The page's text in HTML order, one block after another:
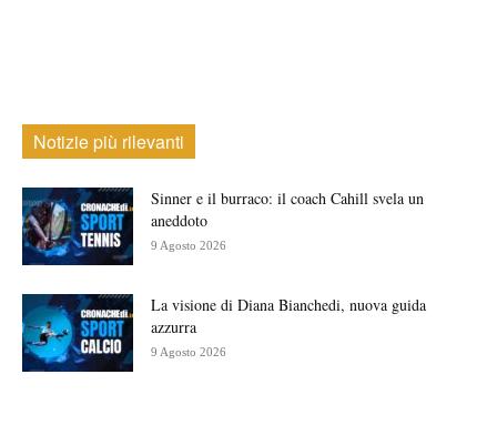
Notizie più rilevanti
Sinner e il burraco: il coach Cahill svela un
aneddoto
9 Agosto 2026
La visione di Diana Bianchedi, nuova guida
azzurra
9 Agosto 2026